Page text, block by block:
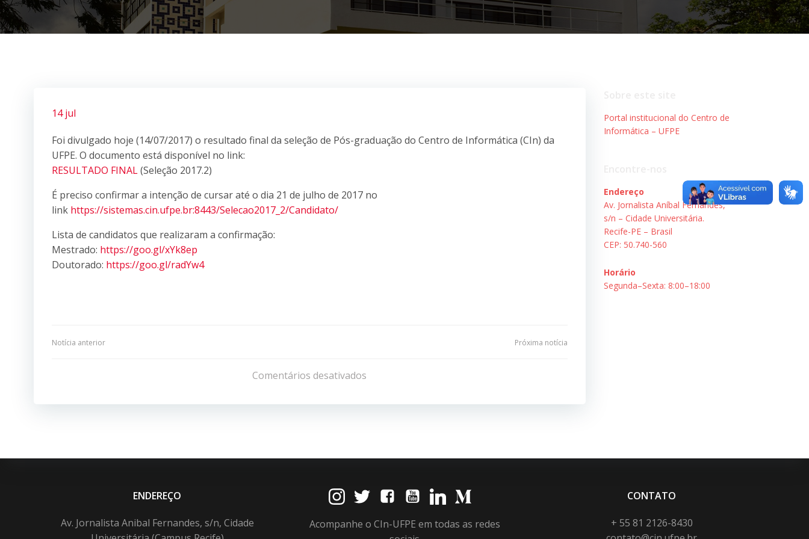
14 jul
Foi divulgado hoje (14/07/2017) o resultado final da seleção de Pós-graduação do Centro de Informática (CIn) da
UFPE. O documento está disponível no link:
RESULTADO FINAL(Seleção 2017.2)
É preciso confirmar a intenção de cursar até o dia 21 de julho de 2017 no
link https://sistemas.cin.ufpe.br:8443/Selecao2017_2/Candidato/
Lista de candidatos que realizaram a confirmação:
Mestrado: https://goo.gl/xYk8ep
Doutorado: https://goo.gl/radYw4
Navegação
Post
Notícia anterior
de
Post
Próxima notícia
Comentários desativados
Portal institucional do Centro de
Informática – UFPE
Endereço
Av. Jornalista Aníbal Fernandes,
s/n – Cidade Universitária.
Recife-PE – Brasil
CEP: 50.740-560
Horário
Segunda–Sexta: 8:00–18:00
ENDEREÇO
Av. Jornalista Anibal Fernandes, s/n, Cidade
Acompanhe o CIn-UFPE em todas as redes
CONTATO
+ 55 81 2126-8430